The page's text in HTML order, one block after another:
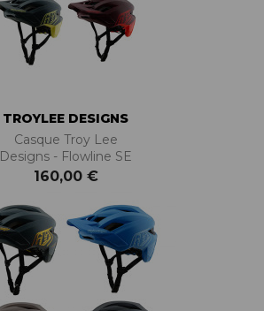
TROYLEE DESIGNS
Casque Troy Lee
Designs - Flowline SE
160,00 €